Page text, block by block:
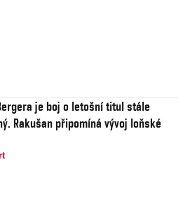
je boj o letošní titul stále
Rakušan připomíná vývoj loňské